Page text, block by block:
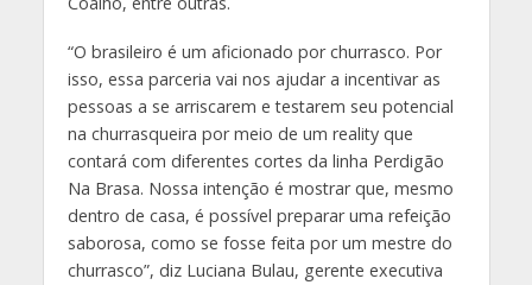
“O brasileiro é um aficionado por churrasco. Por
isso, essa parceria vai nos ajudar a incentivar as
pessoas a se arriscarem e testarem seu potencial
na churrasqueira por meio de um reality que
contará com diferentes cortes da linha Perdigão
Na Brasa. Nossa intenção é mostrar que, mesmo
dentro de casa, é possível preparar uma refeição
saborosa, como se fosse feita por um mestre do
churrasco”, diz Luciana Bulau, gerente executiva